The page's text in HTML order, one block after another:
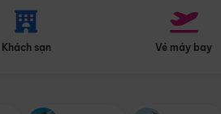
Khách sạn Vé máy bay